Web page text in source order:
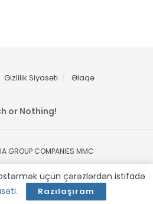
Gizlilik Siyasəti Əlaqə
or Nothing!
GROUP COMPANIES MMC
üçün çərəzlərdən istifadə
. Razılaşıram